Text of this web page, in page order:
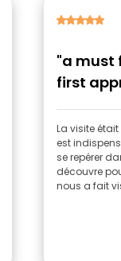
"a must
first
La visite
est
se repérer
découvre
nous a fait